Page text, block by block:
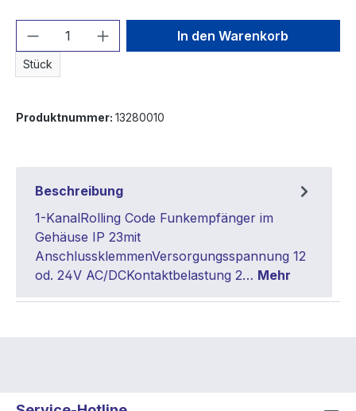
Produkt Anzahl: Gib den
Stück
In den Warenkorb
Produktnummer: 13280010
Beschreibung
1-KanalRolling Code Funkempfänger im
Gehäuse IP 23mit
AnschlussklemmenVersorgungsspannung 12
od. 24V AC/DCKontaktbelastung 2… Mehr